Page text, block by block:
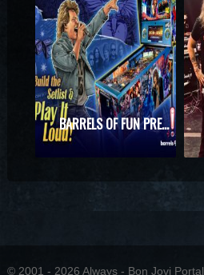
BARRELS OF FUN PREZENTUJE MASZYNĘ DO PINBALLA Z MOTYWAMI BON JOVI
© 2001 - 2026 Always - Bon Jovi Portal